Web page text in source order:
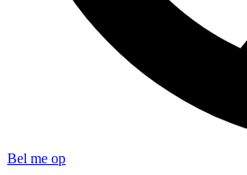
Bel me op